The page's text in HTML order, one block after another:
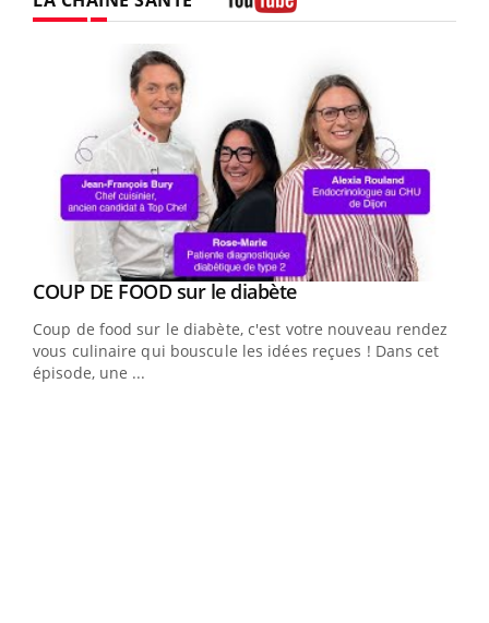
Youtube
COUP DE FOOD sur le diabèteYoutube
Coup de food sur le diabète, c'est votre nouveau rendez-
vous culinaire qui bouscule les idées reçues ! Dans cet
épisode, une ...